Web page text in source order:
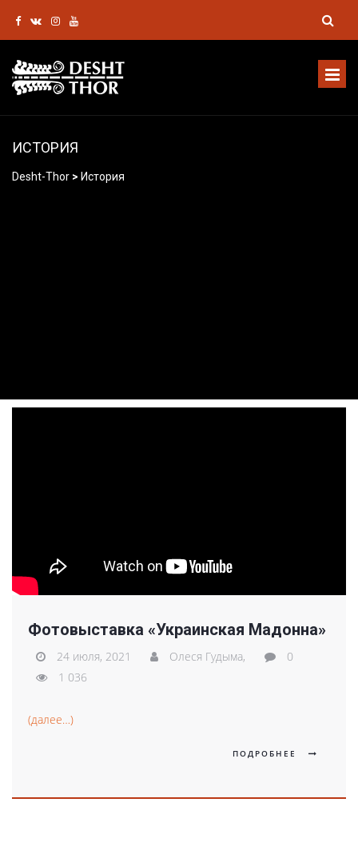
ИСТОРИЯ
Desht-Thor > История
Фотовыставка «Украинская Мадонна»
24 июля, 2021 Олеся Гудыма,
0
1 036
(далее…)
ПОДРОБНЕЕ